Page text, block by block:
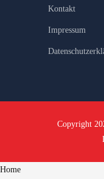
Kontakt
Impressum
Copyright
Home